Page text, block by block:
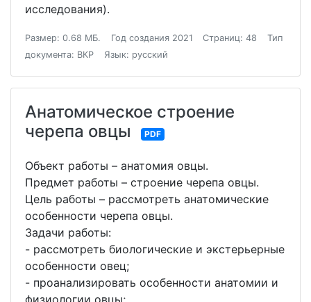
исследования).
Размер: 0.68 МБ. Год создания 2021 Страниц: 48
Тип
документа: ВКР
Язык: русский
Анатомическое строение
черепа овцы
PDF
Объект работы – анатомия овцы.
Предмет работы – строение черепа овцы.
Цель работы – рассмотреть анатомические
особенности черепа овцы.
Задачи работы:
- рассмотреть биологические и экстерьерные
особенности овец;
- проанализировать особенности анатомии и
физиологии овцы;